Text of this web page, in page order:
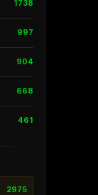
1738
997
904
668
461
2975